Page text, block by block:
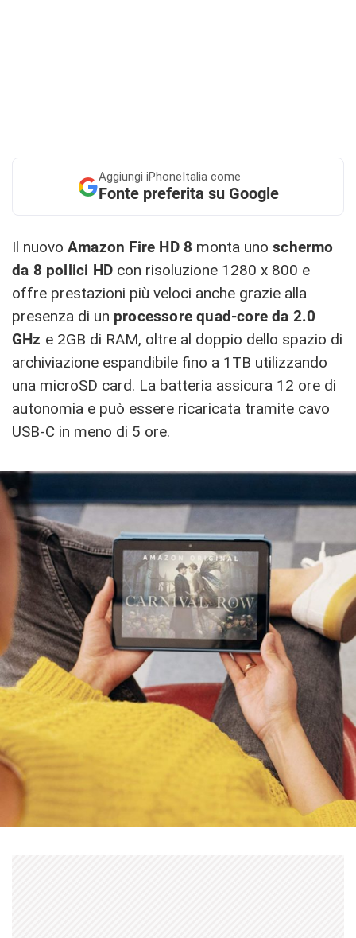
Aggiungi iPhoneItalia come
Fonte preferita su Google
Il nuovo Amazon Fire HD 8 monta unoschermo
da 8 pollici HD con risoluzione 1280 x 800 e
offre prestazioni più veloci anche grazie alla
presenza di un processore quad-core da 2.0
GHz e 2GB di RAM, oltre al doppio dello spazio di
archiviazione espandibile fino a 1TB utilizzando
una microSD card. La batteria assicura 12 ore di
autonomia e può essere ricaricata tramite cavo
USB-C in meno di 5 ore.